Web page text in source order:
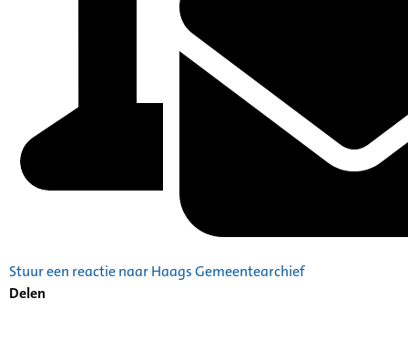
Stuur een reactie naar Haags Gemeentearchief
Delen